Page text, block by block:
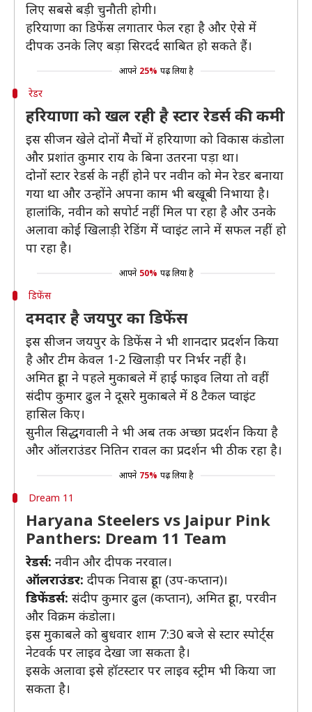
लिए सबसे बड़ी चुनौती होगी।
हरियाणा का डिफेंस लगातार फेल रहा है और ऐसे में
दीपक उनके लिए बड़ा सिरदर्द साबित हो सकते हैं।
आपने 25% पढ़ लिया है
रेडर
हरियाणा को खल रही है स्टार रेडर्स की कमी
इस सीजन खेले दोनों मैैचों में हरियाणा को विकास कंडोला
और प्रशांत कुमार राय के बिना उतरना पड़ा था।
दोनों स्टार रेडर्स के नहीं होने पर नवीन को मेन रेडर बनाया
गया था और उन्होंने अपना काम भी बखूबी निभाया है।
हालांकि, नवीन को सपोर्ट नहीं मिल पा रहा है और उनके
अलावा कोई खिलाड़ी रेडिंग मेें प्वाइंट लाने में सफल नहीं हो
पा रहा है।
आपने 50% पढ़ लिया है
डिफेंस
दमदार है जयपुर का डिफेंस
इस सीजन जयपुर के डिफेंस ने भी शानदार प्रदर्शन किया
है और टीम केवल 1-2 खिलाड़ी पर निर्भर नहीं है।
अमित हूडा ने पहले मुकाबले में हाई फाइव लिया तो वहीं
संदीप कुमार ढुल ने दूसरे मुकाबले में 8 टैकल प्वाइंट
हासिल किए।
सुनील सिद्धगवाली ने भी अब तक अच्छा प्रदर्शन किया है
और ऑलराउंडर नितिन रावल का प्रदर्शन भी ठीक रहा है।
आपने 75% पढ़ लिया है
Dream 11
Haryana Steelers vs Jaipur Pink
Panthers: Dream 11 Team
रेडर्स: नवीन और दीपक नरवाल।
ऑलराउंडर: दीपक निवास हूडा (उप-कप्तान)।
डिफेंडर्स: संदीप कुमार ढुल (कप्तान), अमित हूडा, परवीन
और विक्रम कंडोला।
इस मुकाबले को बुधवार शाम 7:30 बजे से स्टार स्पोर्ट्स
नेटवर्क पर लाइव देखा जा सकता है।
इसके अलावा इसे हॉटस्टार पर लाइव स्ट्रीम भी किया जा
सकता है।